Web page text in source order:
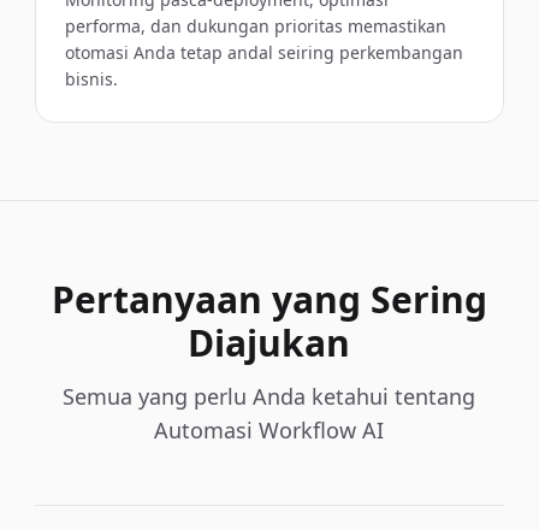
performa, dan dukungan prioritas memastikan
otomasi Anda tetap andal seiring perkembangan
bisnis.
Pertanyaan yang Sering
Diajukan
Semua yang perlu Anda ketahui tentang
Automasi Workflow AI